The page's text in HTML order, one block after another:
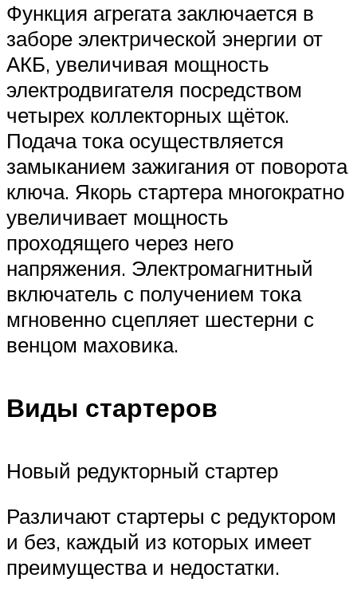
Функция агрегата заключается в
заборе электрической энергии от
АКБ, увеличивая мощность
электродвигателя посредством
четырех коллекторных щёток.
Подача тока осуществляется
замыканием зажигания от поворота
ключа. Якорь стартера многократно
увеличивает мощность
проходящего через него
напряжения. Электромагнитный
включатель с получением тока
мгновенно сцепляет шестерни с
венцом маховика.
Виды стартеров
Новый редукторный стартер
Различают стартеры с редуктором
и без, каждый из которых имеет
преимущества и недостатки.